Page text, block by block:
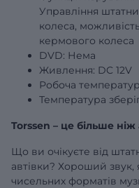
Управління
колеса,
кермового колеса
DVD: Нема
Живлення: DC 12V
Робоча
Температура
Torssen – це більше ніж
Що ви очікуєте від
автівки? Хороший звук,
чисельних форматів